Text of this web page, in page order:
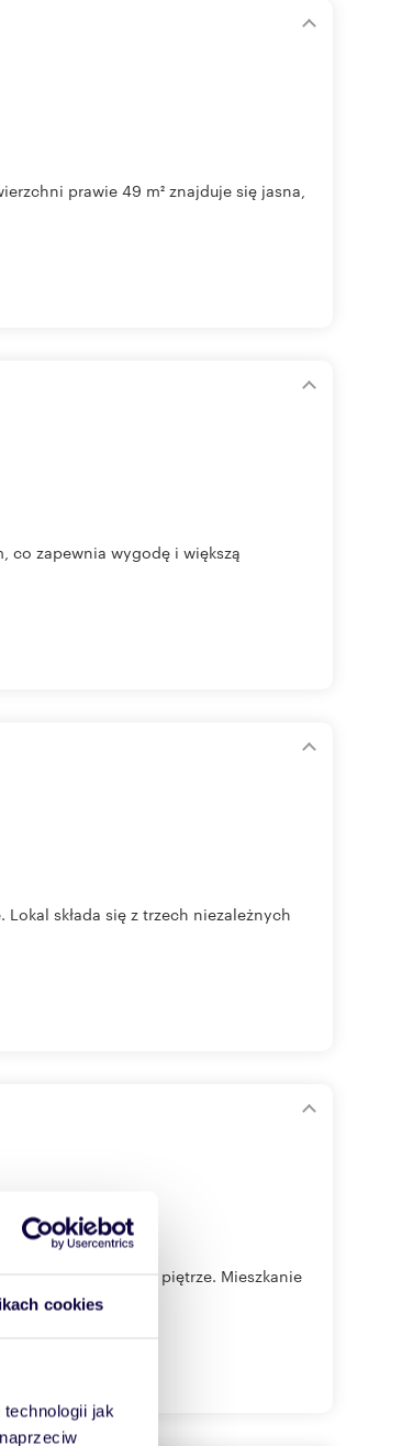
cookies
jak
prawie 49 m² znajduje się jasna,
co zapewnia wygodę i większą
składa się z trzech niezależnych
położone na 2 piętrze. Mieszkanie